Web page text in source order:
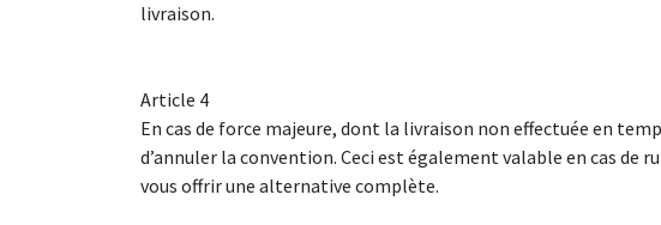
livraison. ​
Article 4
En cas de force majeure, dont la livraison non effectuée en
d’annuler la convention. Ceci est également valable en cas
vous offrir une alternative complète.